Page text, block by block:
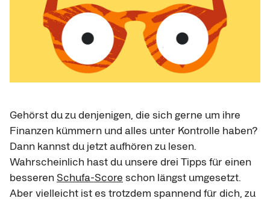
Gehörst du zu denjenigen, die sich gerne um ihre
Finanzen kümmern und alles unter Kontrolle haben?
Dann kannst du jetzt aufhören zu lesen.
Wahrscheinlich hast du unsere drei Tipps für einen
besserenSchufa-Score schon längst umgesetzt.
Aber vielleicht ist es trotzdem spannend für dich, zu